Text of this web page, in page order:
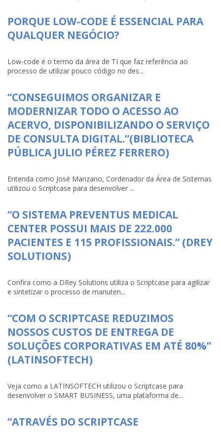
PORQUE LOW-CODE É ESSENCIAL PARA
QUALQUER NEGÓCIO?
Low-code é o termo da área de TI que faz referência ao
processo de utilizar pouco código no des...
“CONSEGUIMOS ORGANIZAR E
MODERNIZAR TODO O ACESSO AO
ACERVO, DISPONIBILIZANDO O SERVIÇO
DE CONSULTA DIGITAL.”(BIBLIOTECA
PÚBLICA JULIO PÉREZ FERRERO)
Entenda como José Manzano, Cordenador da Área de Sistemas
utilizou o Scriptcase para desenvolver ...
“O SISTEMA PREVENTUS MEDICAL
CENTER POSSUI MAIS DE 222.000
PACIENTES E 115 PROFISSIONAIS.” (DREY
SOLUTIONS)
Confira como a DRey Solutions utiliza o Scriptcase para agilizar
e sintetizar o processo de manuten...
“COM O SCRIPTCASE REDUZIMOS
NOSSOS CUSTOS DE ENTREGA DE
SOLUÇÕES CORPORATIVAS EM ATÉ 80%”
(LATINSOFTECH)
Veja como a LATINSOFTECH utilizou o Scriptcase para
desenvolver o SMART BUSINESS, uma plataforma de...
“ATRAVÉS DO SCRIPTCASE